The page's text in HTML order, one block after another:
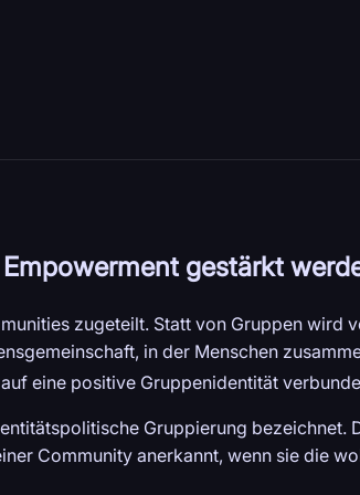
gestärkt
zugeteilt. Statt von Gruppen wird
in der Menschen
eine positive Gruppenidentität
Gruppierung bezeichnet.
Community anerkannt, wenn sie die